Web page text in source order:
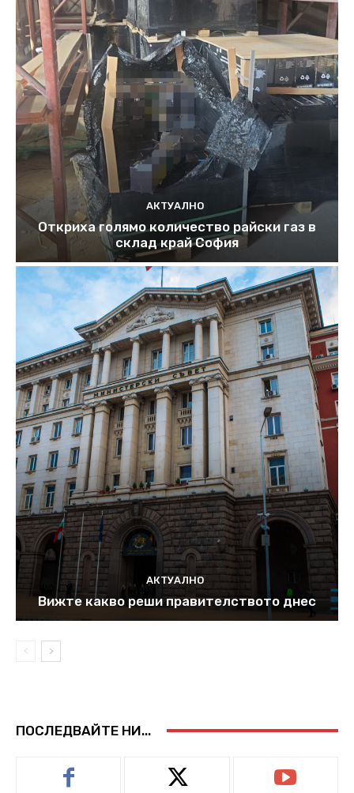
АКТУАЛНО
Откриха голямо количество райски газ в
склад край София
АКТУАЛНО
Вижте какво реши правителството днес
ПОСЛЕДВАЙТЕ НИ...